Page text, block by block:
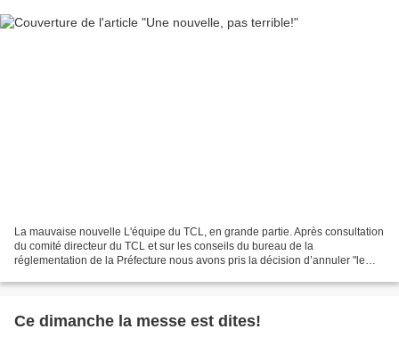
La mauvaise nouvelle L'équipe du TCL, en grande partie. Après consultation
du comité directeur du TCL et sur les conseils du bureau de la
réglementation de la Préfecture nous avons pris la décision d’annuler "le
Ce dimanche la messe est dites!